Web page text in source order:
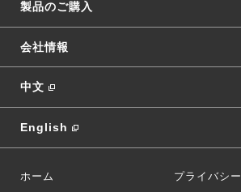
製品のご購入
会社情報
中文
English
ホーム
プライバシ